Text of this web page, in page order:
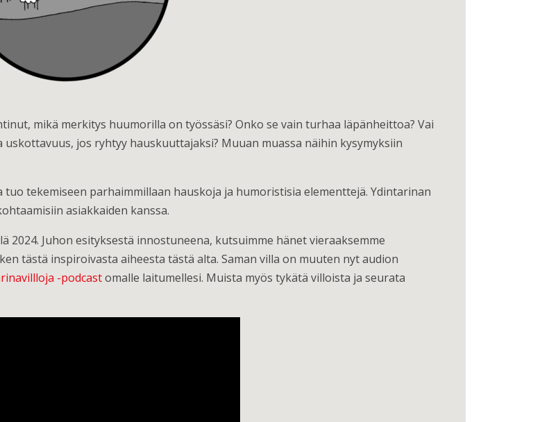
mikä merkitys huumorilla on työssäsi? Onko se vain turhaa läpänheittoa? Vai
jos ryhtyy hauskuuttajaksi? Muuan muassa näihin kysymyksiin
tekemiseen parhaimmillaan hauskoja ja humoristisia elementtejä. Ydintarinan
asiakkaiden kanssa.
2024. Juhon esityksestä innostuneena, kutsuimme hänet vieraaksemme
tästä inspiroivasta aiheesta tästä alta. Saman villa on muuten nyt audion
-podcastomalle laitumellesi. Muista myös tykätä villoista ja seurata